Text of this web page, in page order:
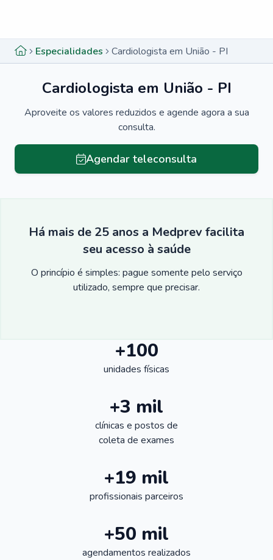
Especialidades Cardiologista em União - PI
Cardiologista em União - PI
Aproveite os valores reduzidos e agende agora a sua
consulta.
Agendar teleconsulta
Há mais de 25 anos a Medprev facilita
seu acesso à saúde
O princípio é simples: pague somente pelo serviço
utilizado, sempre que precisar.
+100
unidades físicas
+3 mil
clínicas e postos de
coleta de exames
+19 mil
profissionais parceiros
+50 mil
agendamentos realizados